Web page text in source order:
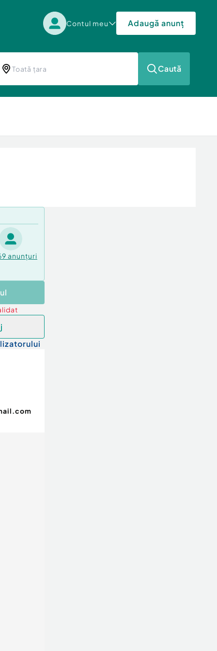
Contul meu Adaugă anunț
Caută
anunțuri